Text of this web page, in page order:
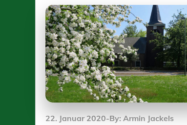
Posted
22. Januar 2020 By: Armin Jackels